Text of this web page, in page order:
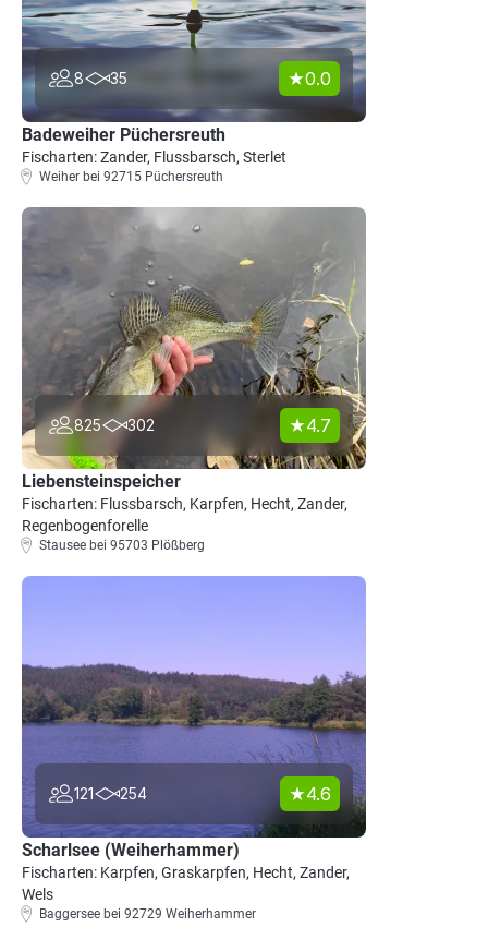
8 35 0.0
Badeweiher Püchersreuth
Fischarten: Zander, Flussbarsch, Sterlet
Weiher bei 92715 Püchersreuth
825 302 4.7
Liebensteinspeicher
Fischarten: Flussbarsch, Karpfen, Hecht, Zander,
Regenbogenforelle
Stausee bei 95703 Plößberg
121 254 4.6
Scharlsee (Weiherhammer)
Fischarten: Karpfen, Graskarpfen, Hecht, Zander,
Wels
Baggersee bei 92729 Weiherhammer